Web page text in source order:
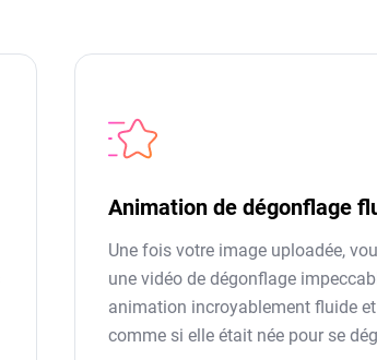
Animation de dégonflage
Une fois votre image uploadée,
une vidéo de dégonflage
animation incroyablement fluide
comme si elle était née pour se